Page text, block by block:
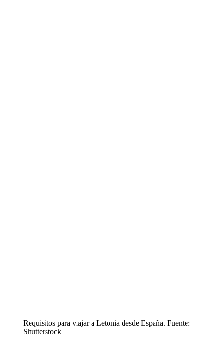
Requisitos para viajar a Letonia desde España. Fuente:
Shutterstock